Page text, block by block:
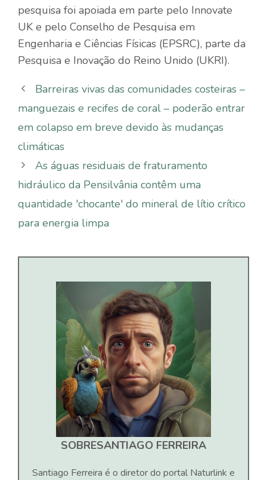
pesquisa foi apoiada em parte pelo Innovate
UK e pelo Conselho de Pesquisa em
Engenharia e Ciências Físicas (EPSRC), parte da
Pesquisa e Inovação do Reino Unido (UKRI).
Barreiras vivas das comunidades costeiras –
manguezais e recifes de coral – poderão entrar
em colapso em breve devido às mudanças
climáticas
As águas residuais de fraturamento
hidráulico da Pensilvânia contêm uma
quantidade 'chocante' do mineral de lítio crítico
para energia limpa
SOBRESANTIAGO FERREIRA
Santiago Ferreira é o diretor do portal Naturlink e